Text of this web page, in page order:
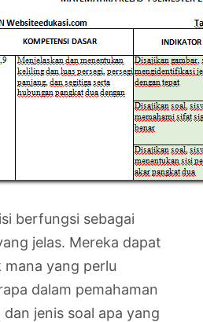
berfungsi sebagai
jelas. Mereka dapat
yang perlu
dalam pemahaman
jenis soal apa yang